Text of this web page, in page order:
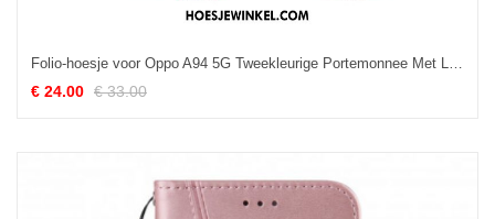
Folio-hoesje voor Oppo A94 5G Tweekleurige Portemonnee Met Lanyard
€ 24.00 € 33.00